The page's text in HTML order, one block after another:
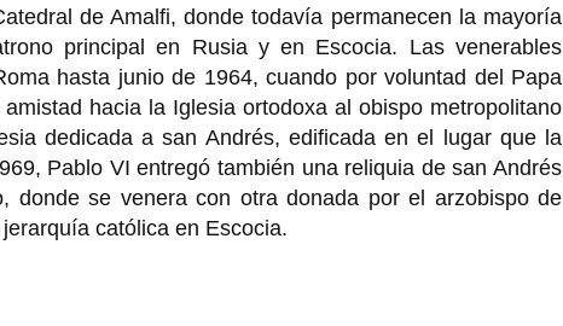
de Amalfi, donde todavía permanecen la mayoría
principal en Rusia y en Escocia. Las venerables
hasta junio de 1964, cuando por voluntad del Papa
hacia la Iglesia ortodoxa al obispo metropolitano
dedicada a san Andrés, edificada en el lugar que la
Pablo VI entregó también una reliquia de san Andrés
donde se venera con otra donada por el arzobispo de
católica en Escocia.